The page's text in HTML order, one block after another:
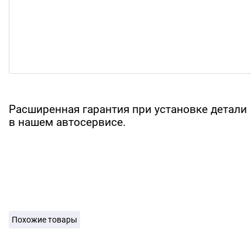
Расширенная гарантия при установке детали
в нашем автосервисе.
Похожие товары